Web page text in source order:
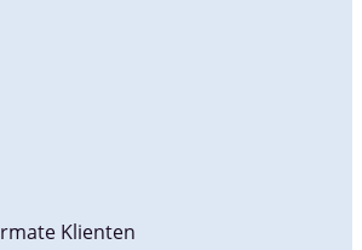
Klienten